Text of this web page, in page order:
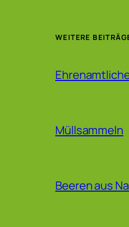
WEITERE
Müllsammeln
Beeren aus